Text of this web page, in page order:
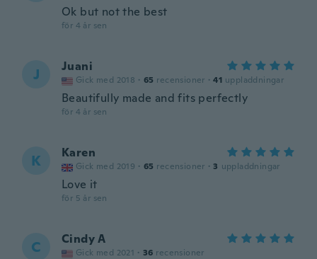
Ok but not the best
för 4 år sen
J Juani
Gick med 2018 · 65 recensioner · 41 uppladdningar
Beautifully made and fits perfectly
för 4 år sen
K Karen
Gick med 2019 · 65 recensioner · 3 uppladdningar
Love it
för 5 år sen
C Cindy A
Gick med 2021 · 36 recensioner